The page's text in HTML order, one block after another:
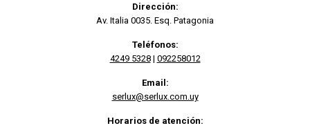
Dirección:
Av. Italia 0035. Esq. Patagonia
Teléfonos:
4249 5328| 092258012
Email:
serlux@serlux.com.uy
Horarios de atención: